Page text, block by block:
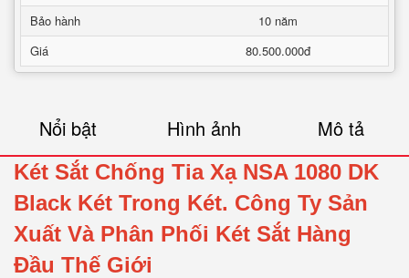
Bảo hành
10 năm
Giá
80.500.000đ
Nổi bật Hình ảnh Mô tả
Két Sắt Chống Tia Xạ NSA 1080 DK
Black Két Trong Két. Công Ty Sản
Xuất Và Phân Phối Két Sắt Hàng
Đầu Thế Giới